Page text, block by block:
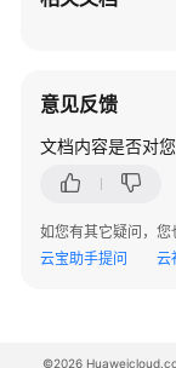
中
Agent
指
南
意见反馈
文档内容是否对您
如您有其它疑问，
云宝助手提问
云
©2026